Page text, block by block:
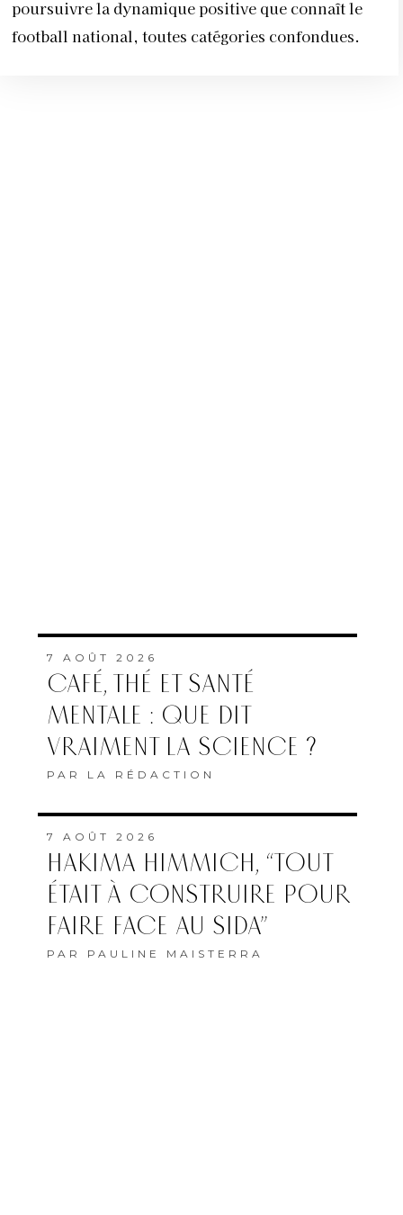
poursuivre la dynamique positive que connaît le
football national, toutes catégories confondues.
7 AOÛT 2026
CAFÉ, THÉ ET SANTÉ
MENTALE : QUE DIT
VRAIMENT LA SCIENCE ?
PAR LA RÉDACTION
7 AOÛT 2026
HAKIMA HIMMICH, “TOUT
ÉTAIT À CONSTRUIRE POUR
FAIRE FACE AU SIDA”
PAR PAULINE MAISTERRA